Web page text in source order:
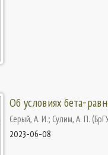
Об условиях бета-
Серый, А. И.; Сулим, А. П. (
2023-06-08